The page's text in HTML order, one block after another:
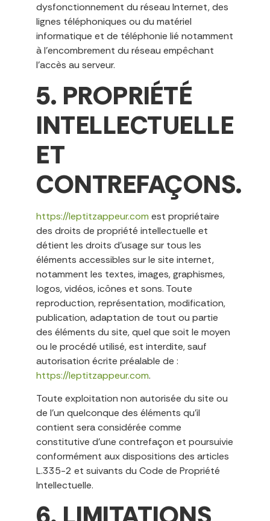
dysfonctionnement du réseau Internet, des
lignes téléphoniques ou du matériel
informatique et de téléphonie lié notamment
à l’encombrement du réseau empêchant
l’accès au serveur.
5. PROPRIÉTÉ
INTELLECTUELLE
ET
CONTREFAÇONS.
https://leptitzappeur.com est propriétaire
des droits de propriété intellectuelle et
détient les droits d’usage sur tous les
éléments accessibles sur le site internet,
notamment les textes, images, graphismes,
logos, vidéos, icônes et sons. Toute
reproduction, représentation, modification,
publication, adaptation de tout ou partie
des éléments du site, quel que soit le moyen
ou le procédé utilisé, est interdite, sauf
autorisation écrite préalable de :
https://leptitzappeur.com.
Toute exploitation non autorisée du site ou
de l’un quelconque des éléments qu’il
contient sera considérée comme
constitutive d’une contrefaçon et poursuivie
conformément aux dispositions des articles
L.335-2 et suivants du Code de Propriété
Intellectuelle.